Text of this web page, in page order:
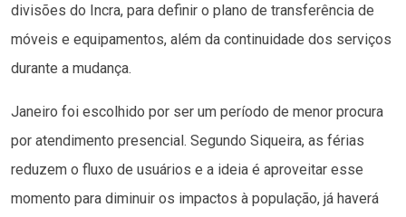
divisões do Incra, para definir o plano de transferência de
móveis e equipamentos, além da continuidade dos serviços
durante a mudança.
Janeiro foi escolhido por ser um período de menor procura
por atendimento presencial. Segundo Siqueira, as férias
reduzem o fluxo de usuários e a ideia é aproveitar esse
momento para diminuir os impactos à população, já haverá